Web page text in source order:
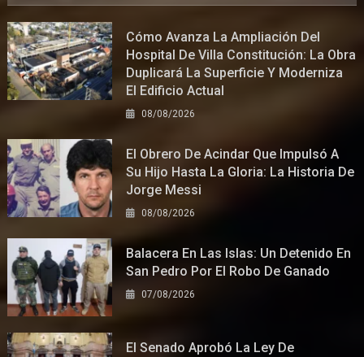
Cómo Avanza La Ampliación Del
Hospital De Villa Constitución: La Obra
Duplicará La Superficie Y Moderniza
El Edificio Actual
08/08/2026
El Obrero De Acindar Que Impulsó A
Su Hijo Hasta La Gloria: La Historia De
Jorge Messi
08/08/2026
Balacera En Las Islas: Un Detenido En
San Pedro Por El Robo De Ganado
07/08/2026
El Senado Aprobó La Ley De